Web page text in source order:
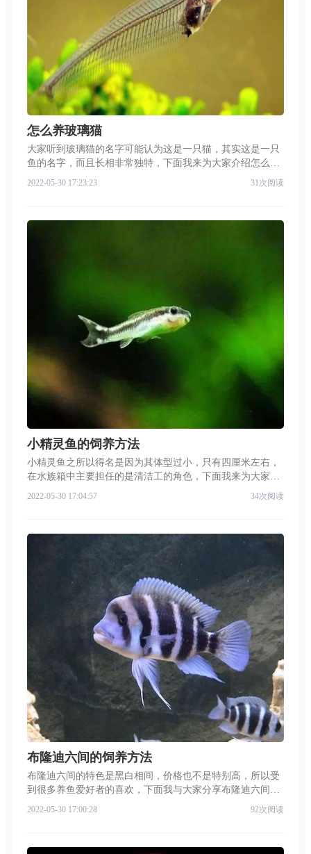
怎么养玻璃猫
大家听到玻璃猫的名字可能认为这是一只猫，其实这是一只
鱼的名字，而且长相非常独特，下面我来为大家介绍怎么养
玻璃猫。玻璃猫鱼喜欢弱酸性软水、老水，最合适的水温是
2022-05-30 17:23:23 31次阅读
小精灵鱼的饲养方法
小精灵鱼之所以得名是因为其体型过小，只有四厘米左右，
在水族箱中主要担任的是清洁工的角色，下面我来为大家讲
解小精灵鱼的饲养方法。小精灵鱼长相独特，鱼体为棕黑
2022-05-30 17:04:57 34次阅读
布隆迪六间的饲养方法
布隆迪六间的特色是黑白相间，价格也不是特别高，所以受
到很多养鱼爱好者的喜欢，下面我与大家分享布隆迪六间的
饲养方法。野生环境里的布隆迪六间多以集群方式出现，它
2022-05-30 17:00:28 92次阅读